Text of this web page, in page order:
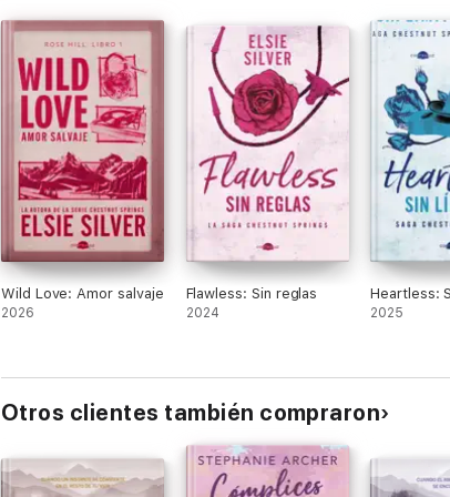
Wild Love: Amor salvaje
2026
Flawless: Sin reglas
2024
Heartless:
2025
Otros clientes también compraron